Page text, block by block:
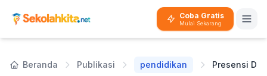
Coba Gratis
Mulai Sekarang
Beranda Publikasi pendidikan